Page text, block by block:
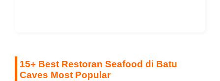
15+ Best Restoran Seafood di Batu
Caves Most Popular